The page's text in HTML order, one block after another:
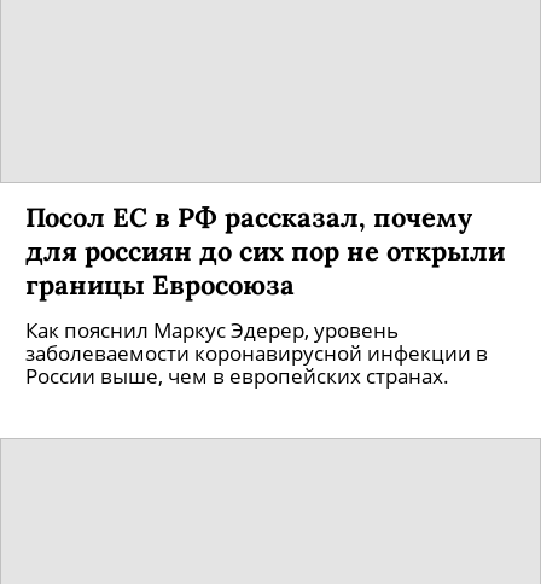
Посол ЕС в РФ рассказал, почему
для россиян до сих пор не открыли
границы Евросоюза
Как пояснил Маркус Эдерер, уровень
заболеваемости коронавирусной инфекции в
России выше, чем в европейских странах.